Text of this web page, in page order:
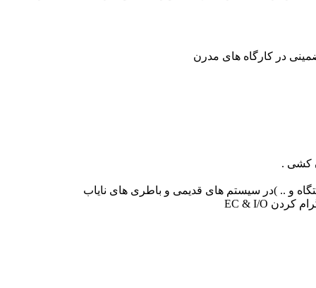
و .. )در سیستم های قدیمی و باطری های نایاب